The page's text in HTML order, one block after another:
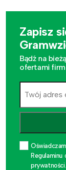
Zapisz
Bądź na
ofertami firm
Regulaminu